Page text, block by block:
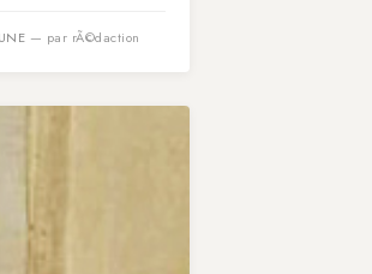
UNE — par rÃ©daction